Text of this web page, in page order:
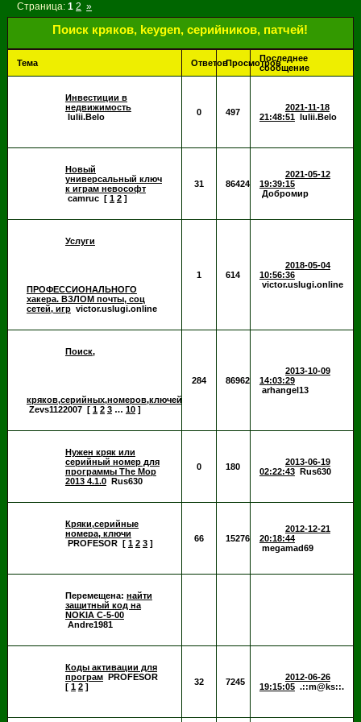
Поиск кряков, keygen, серийников, патчей!
Страница:1 2 »
Тема ОтветовПросмотровПоследнее
сообщение
Инвестиции в
недвижимость
Iulii.Belo
0 497
2021-11-18
21:48:51
Iulii.Belo
Новый
универсальный ключ
к играм невософт
camruc
[ 1 2 ]
31 86424
2021-05-12
19:39:15
Добромир
Услуги
ПРОФЕССИОНАЛЬНОГО
хакера. ВЗЛОМ почты, соц
сетей, игр victor.uslugi.online
1 614
2018-05-04
10:56:36
victor.uslugi.online
Поиск,
кряков,серийных,номеров,ключей
Zevs1122007
[ 1 2 3 … 10 ]
284 86962
2013-10-09
14:03:29
arhangel13
Нужен кряк или
серийный номер для
программы The Mop
2013 4.1.0
Rus630
0 180
2013-06-19
02:22:43
Rus630
Кряки,серийные
номера, ключи
PROFESOR
[ 1 2 3 ] 66 15276
2012-12-21
20:18:44
megamad69
Перемещена: найти
защитный код на
NOKIA C-5-00
Andre1981
Коды активации для
програм
PROFESOR
[ 1 2 ] 32 7245
2012-06-26
19:15:05 .::m@ks::.